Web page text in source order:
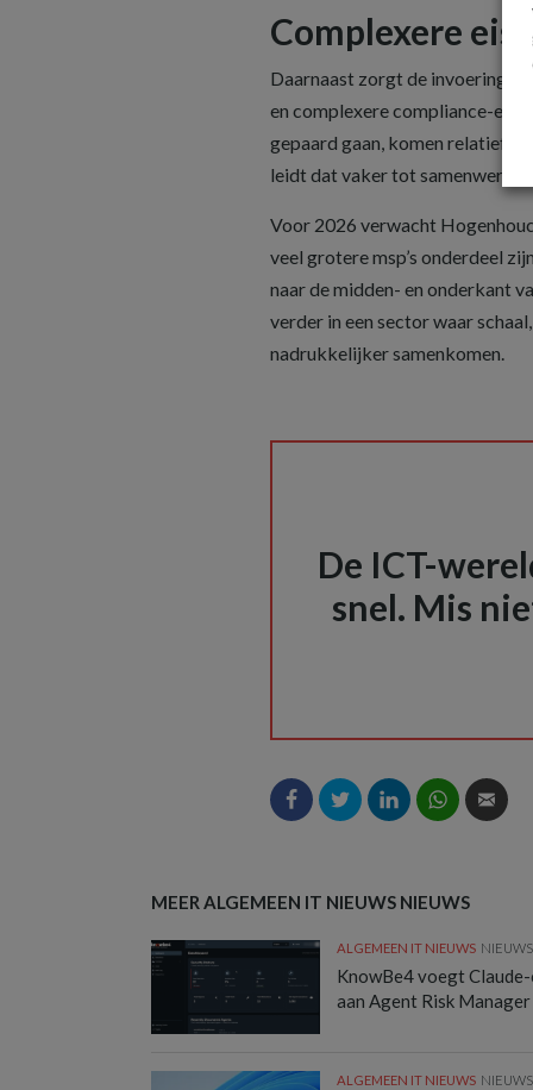
Complexere
Daarnaast zorgt de invoering
en complexere compliance-
gepaard gaan, komen relatief
leidt dat vaker tot
Voor 2026 verwacht
veel grotere msp’s onderdeel
naar de midden- en onderkant
verder in een sector waar
nadrukkelijker samenkomen.
De ICT-
snel. Mis
MEER ALGEMEEN IT NIEUWS NIEUWS
ALGEMEEN IT NIEUWS NIEUWS
KnowBe4 voegt
aan Agent Risk Manager
ALGEMEEN IT NIEUWS NIEUWS